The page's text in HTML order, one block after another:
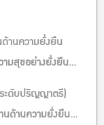
ด้านความยั่งยืน
ามสุขอย่างยั่งยืน
ะดับปริญญาตรี)
นด้านความยั่งยืน